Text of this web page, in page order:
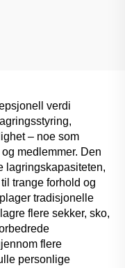
verdi
– noe som
medlemmer. Den
lagringskapasiteten,
trange forhold og
tradisjonelle
flere sekker, sko,
flere
personlige